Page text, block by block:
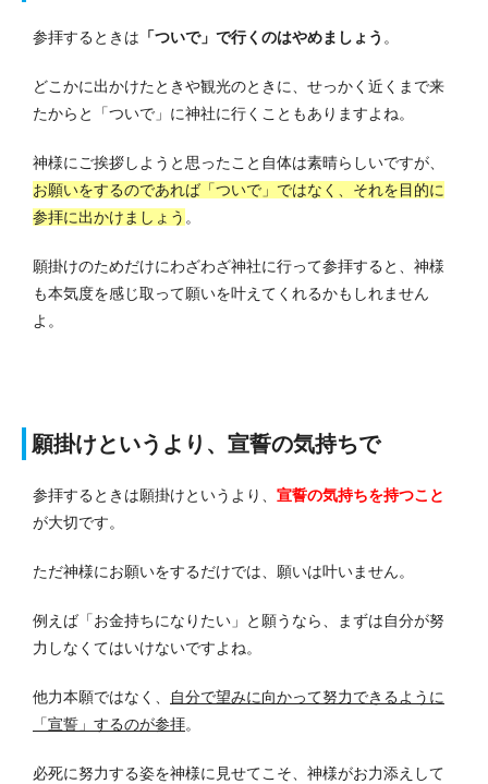
参拝するときは 「ついで」で行くのはやめましょう 。
どこかに出かけたときや観光のときに、せっかく近くまで来
たからと「ついで」に神社に行くこともありますよね。
神様にご挨拶しようと思ったこと自体は素晴らしいですが、
お願いをするのであれば「ついで」ではなく、それを目的に
参拝に出かけましょう 。
願掛けのためだけにわざわざ神社に行って参拝すると、神様
も本気度を感じ取って願いを叶えてくれるかもしれません
よ。
願掛けというより、宣誓の気持ちで
参拝するときは願掛けというより、 宣誓の気持ちを持つこと
が大切です。
ただ神様にお願いをするだけでは、願いは叶いません。
例えば「お金持ちになりたい」と願うなら、まずは自分が努
力しなくてはいけないですよね。
他力本願ではなく、
自分で望みに向かって努力できるように
「宣誓」するのが参拝。
必死に努力する姿を神様に見せてこそ、神様がお力添えして